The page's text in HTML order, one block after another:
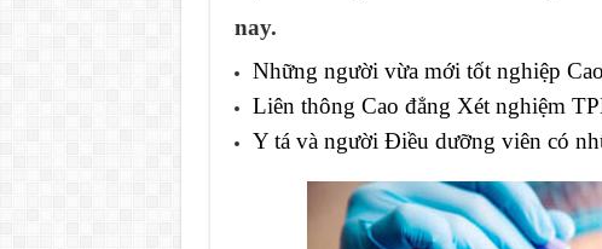
nay.
Những người vừa mới tốt nghiệp
Liên thông Cao đẳng Xét nghiệm
Y tá và người Điều dưỡng viên có